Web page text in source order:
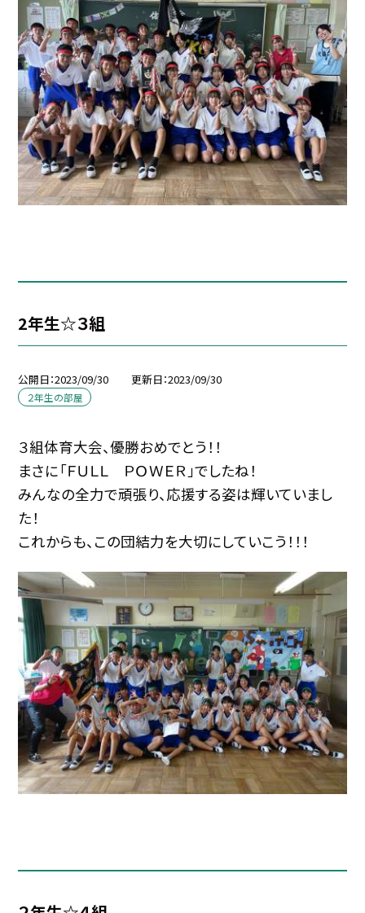
2年生☆３組
公開日 2023/09/30 更新日 2023/09/30
２年生の部屋
３組体育大会、優勝おめでとう！！
まさに「ＦＵＬＬ ＰＯＷＥＲ」でしたね！
みんなの全力で頑張り、応援する姿は輝いていまし
た！
これからも、この団結力を大切にしていこう！！！